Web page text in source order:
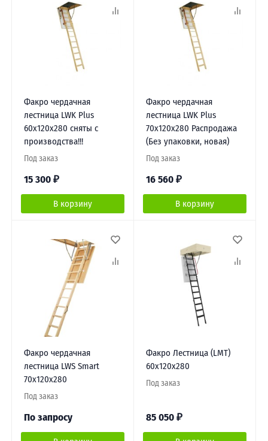
Факро чердачная
лестница LWK Plus
60х120х280 сняты с
производства!!!
Под заказ
15 300 ₽
В корзину
Факро чердачная
лестница LWK Plus
70х120х280 Распродажа
(Без упаковки, новая)
Под заказ
16 560 ₽
В корзину
Факро чердачная
лестница LWS Smart
70х120х280
Под заказ
По запросу
Факро Лестница (LMT)
60х120х280
Под заказ
85 050 ₽